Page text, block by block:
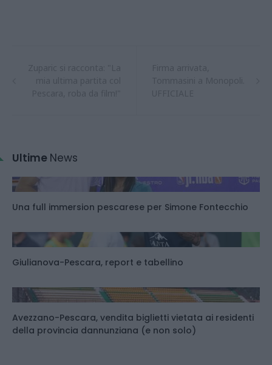
Ultime News
Una full immersion pescarese per Simone Fontecchio
Giulianova-Pescara, report e tabellino
Avezzano-Pescara, vendita biglietti vietata ai residenti
della provincia dannunziana (e non solo)